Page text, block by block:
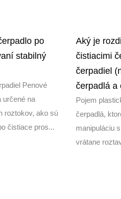
po
stabilný
Penové
určené na
roztokov, ako sú
čistiace pros...
Aký je
čistiacimi
čerpadiel
čerpadlá a
Pojem
čerpadlá,
manipuláciu
vrátane